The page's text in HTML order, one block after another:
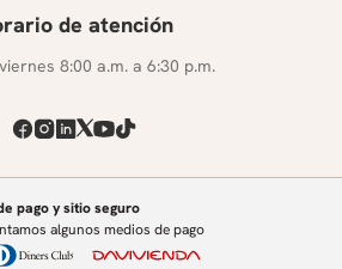
de atención
8:00 a.m. a 6:30 p.m.
pago y sitio seguro
algunos medios de pago